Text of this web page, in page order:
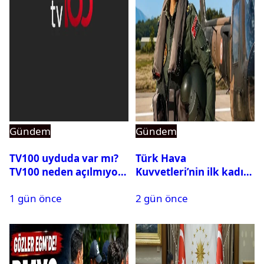
Gündem
TV100 uyduda var mı?
TV100 neden açılmıyor?
1 gün önce
Gündem
Türk Hava
Kuvvetleri’nin ilk kadın
Karapınar hakkında
ortaya çıktı
2 gün önce